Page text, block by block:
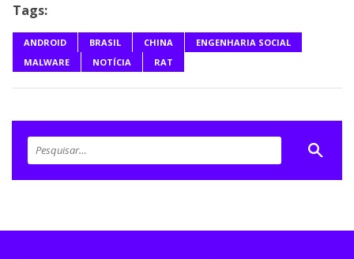
Tags:
ANDROID BRASIL CHINA
ENGENHARIA SOCIAL
MALWARE
NOTÍCIA RAT